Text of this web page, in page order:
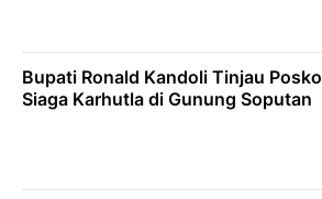
Bupati Ronald Kandoli Tinjau Posko
Siaga Karhutla di Gunung Soputan